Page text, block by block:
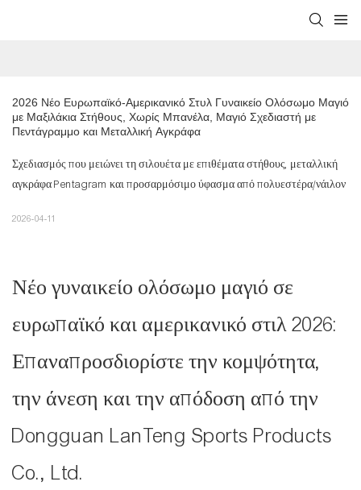
2026 Νέο Ευρωπαϊκό-Αμερικανικό Στυλ Γυναικείο Ολόσωμο Μαγιό
με Μαξιλάκια Στήθους, Χωρίς Μπανέλα, Μαγιό Σχεδιαστή με
Πεντάγραμμο και Μεταλλική Αγκράφα
Σχεδιασμός που μειώνει τη σιλουέτα με επιθέματα στήθους, μεταλλική
αγκράφα Pentagram και προσαρμόσιμο ύφασμα από πολυεστέρα/νάιλον
2026-04-11
Νέο γυναικείο ολόσωμο μαγιό σε
ευρωπαϊκό και αμερικανικό στιλ 2026:
Επαναπροσδιορίστε την κομψότητα,
την άνεση και την απόδοση από την
Dongguan LanTeng Sports Products
Co., Ltd.